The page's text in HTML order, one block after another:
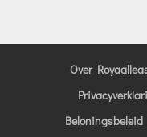
Over
Beloningsbeleid